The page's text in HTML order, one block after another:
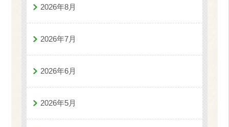
2026年8月
2026年7月
2026年6月
2026年5月